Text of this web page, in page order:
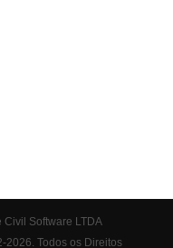
Civil Software LTDA
2026. Todos os Direitos